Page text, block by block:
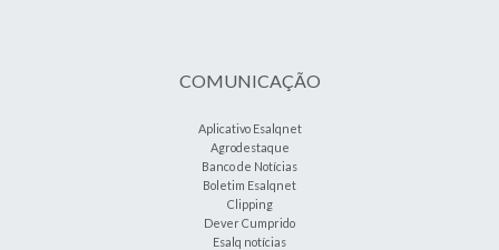
COMUNICAÇÃO
Aplicativo Esalqnet
Agrodestaque
Banco de Notícias
Boletim Esalqnet
Clipping
Dever Cumprido
Esalq notícias